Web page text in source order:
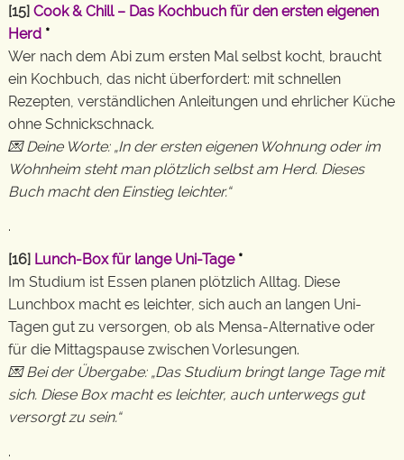
[15] Cook & Chill – Das Kochbuch für den ersten eigenen
Herd *
Wer nach dem Abi zum ersten Mal selbst kocht, braucht
ein Kochbuch, das nicht überfordert: mit schnellen
Rezepten, verständlichen Anleitungen und ehrlicher Küche
ohne Schnickschnack.
💌 Deine Worte: „In der ersten eigenen Wohnung oder im
Wohnheim steht man plötzlich selbst am Herd. Dieses
Buch macht den Einstieg leichter.“
.
[16] Lunch-Box für lange Uni-Tage *
Im Studium ist Essen planen plötzlich Alltag. Diese
Lunchbox macht es leichter, sich auch an langen Uni-
Tagen gut zu versorgen, ob als Mensa-Alternative oder
für die Mittagspause zwischen Vorlesungen.
💌 Bei der Übergabe: „Das Studium bringt lange Tage mit
sich. Diese Box macht es leichter, auch unterwegs gut
versorgt zu sein.“
.